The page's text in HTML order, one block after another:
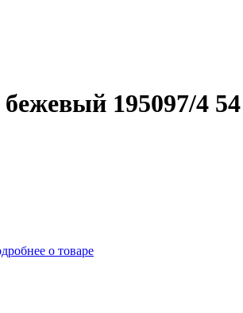
195097/4
о товаре